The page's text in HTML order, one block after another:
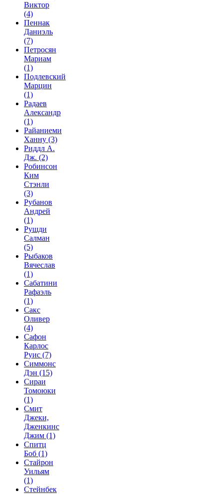
Виктор
(4)
Пеннак
Даниэль
(7)
Петросян
Мариам
(1)
Подлевский
Марцин
(1)
Радаев
Александр
(1)
Райаниеми
Ханну (3)
Риддл А.
Дж. (2)
Робинсон
Ким
Стэнли
(3)
Рубанов
Андрей
(1)
Рушди
Салман
(5)
Рыбаков
Вячеслав
(1)
Сабатини
Рафаэль
(1)
Сакс
Оливер
(4)
Сафон
Карлос
Руис (7)
Симмонс
Дэн (15)
Сираи
Томоюки
(1)
Смит
Джеки,
Дженкинс
Джим (1)
Спитц
Боб (1)
Стайрон
Уильям
(1)
Стейнбек